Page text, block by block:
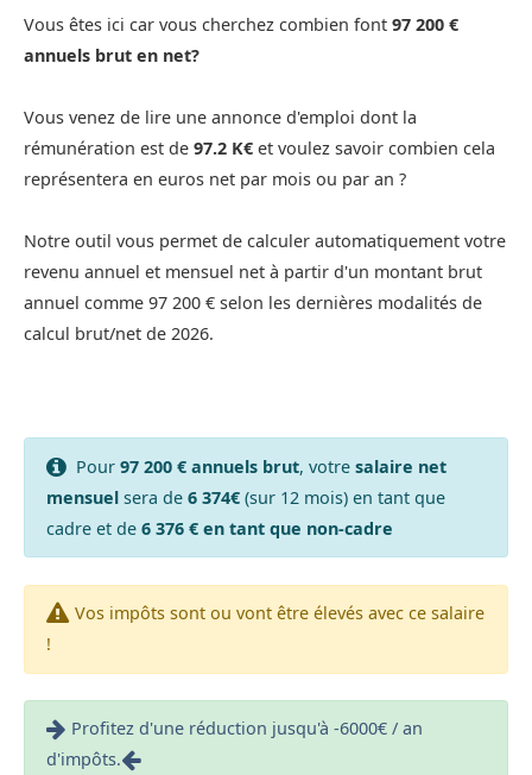
Vous êtes ici car vous cherchez combien font 97 200 €
annuels brut en net?
Vous venez de lire une annonce d'emploi dont la
rémunération est de 97.2 K€ et voulez savoir combien cela
représentera en euros net par mois ou par an ?
Notre outil vous permet de calculer automatiquement votre
revenu annuel et mensuel net à partir d'un montant brut
annuel comme 97 200 € selon les dernières modalités de
calcul brut/net de 2026.
Pour 97 200 € annuels brut, votre salaire net
mensuelsera de 6 374€(sur 12 mois) en tant que
cadre et de 6 376 € en tant que non-cadre
Vos impôts sont ou vont être élevés avec ce salaire
!
Profitez d'une réduction jusqu'à -6000€ / an
d'impôts.